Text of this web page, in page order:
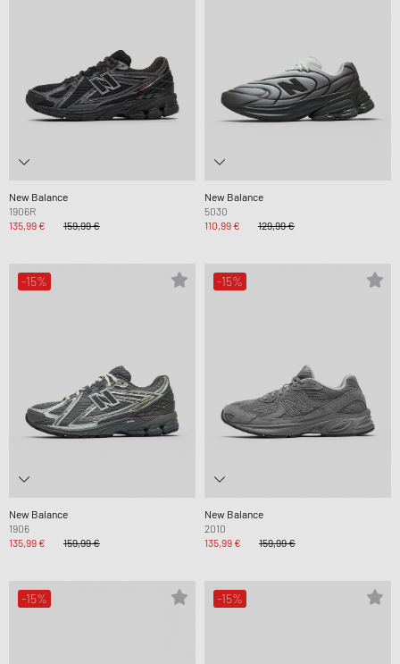
New Balance
1906R
135,99 €
159,99 €
New Balance
5030
110,99 €
129,99 €
-15%
New Balance
1906
135,99 €
159,99 €
-15%
New Balance
2010
135,99 €
159,99 €
-15% -15%